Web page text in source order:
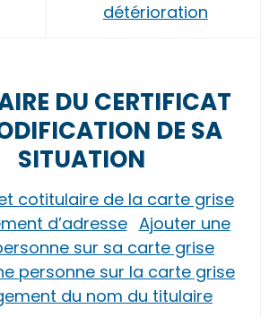
détérioration
DU CERTIFICAT
DE SA
SITUATION
cotitulaire de la carte grise
d’adresse Ajouter une
sur sa carte grise
personne sur la carte grise
du nom du titulaire